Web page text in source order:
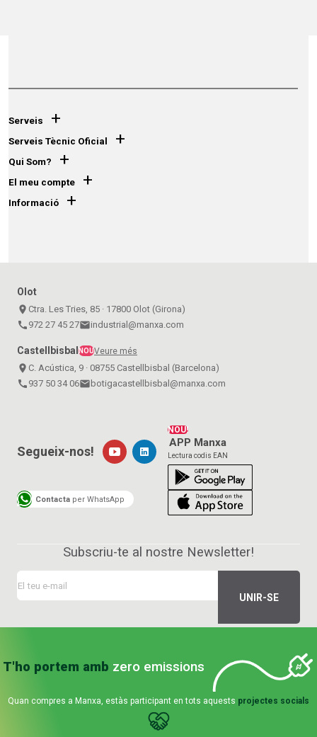
Serveis +
Serveis Tècnic Oficial +
Qui Som? +
El meu compte +
Informació +
Olot
place Ctra. Les Tries, 85 · 17800 Olot (Girona)
call 972 27 45 27emailindustrial@manxa.com
Castellbisbal NOUVeure més
place C. Acústica, 9 · 08755 Castellbisbal (Barcelona)
call 937 50 34 06email botigacastellbisbal@manxa.com
NOU!
APP Manxa
Lectura codis EAN
Segueix-nos!
Contacta per WhatsApp
Subscriu-te al nostre Newsletter!
T'ho portem amb zero emissions
Quan compres a Manxa, estàs participant en tots aquests projectes socials